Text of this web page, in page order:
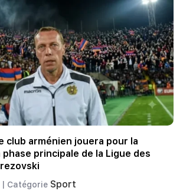
club arménien jouera pour la
principale de la Ligue des
Catégorie Sport